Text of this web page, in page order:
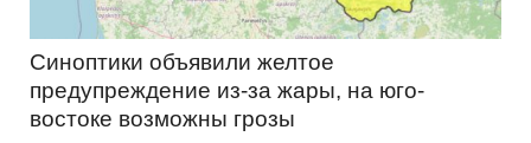
Синоптики объявили желтое
предупреждение из-за жары, на юго-
востоке возможны грозы